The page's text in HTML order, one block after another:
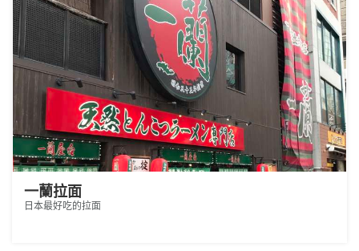
一蘭拉面
日本最好吃的拉面